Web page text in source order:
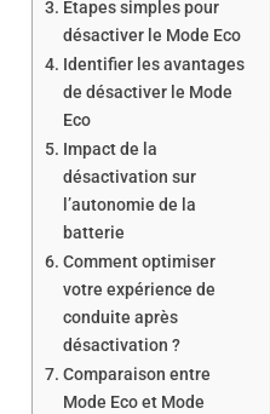
Étapes simples pour
désactiver le Mode Eco
Identifier les avantages
de désactiver le Mode
Eco
Impact de la
désactivation sur
l’autonomie de la
batterie
Comment optimiser
votre expérience de
conduite après
désactivation ?
Comparaison entre
Mode Eco et Mode